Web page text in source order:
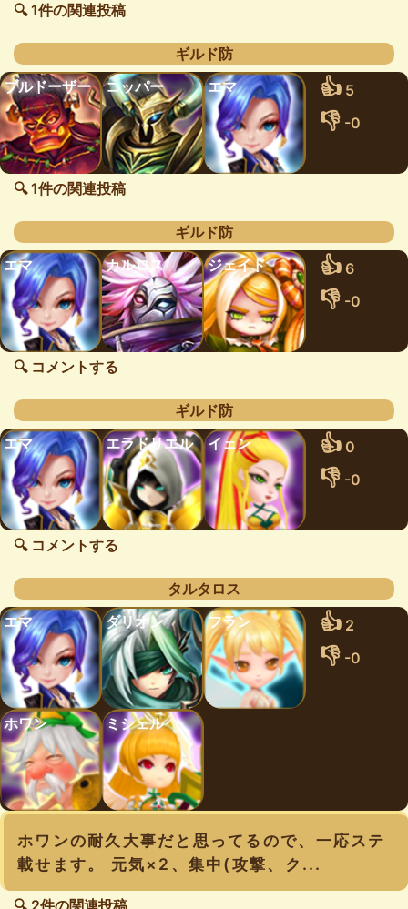
🔍 1件の関連投稿
ギルド防
ブルドーザー
コッパー エマ 👍 5
👎 -0
🔍 1件の関連投稿
ギルド防
エマ
カルロス ジェイド 👍 6
👎 -0
🔍 コメントする
ギルド防
エマ
エラドリエル イェン 👍 0
👎 -0
🔍 コメントする
タルタロス
エマ
ダリオン フラン 👍 2
👎 -0
ホワン ミシェル
ホワンの耐久大事だと思ってるので、一応ステ
載せます。 元気×2、集中(攻撃、ク...
🔍 2件の関連投稿